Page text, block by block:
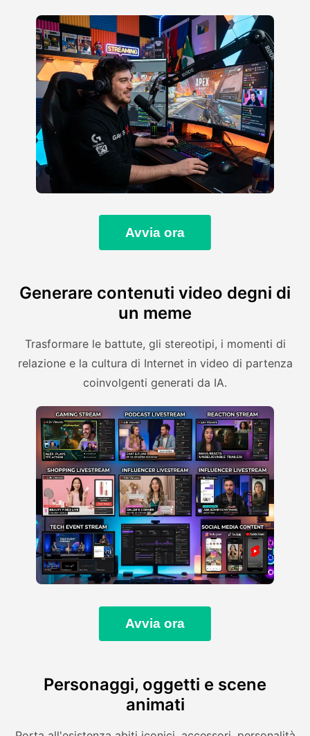
Avvia ora
Generare contenuti video degni di
un meme
Trasformare le battute, gli stereotipi, i momenti di
relazione e la cultura di Internet in video di partenza
coinvolgenti generati da IA.
Avvia ora
Personaggi, oggetti e scene
animati